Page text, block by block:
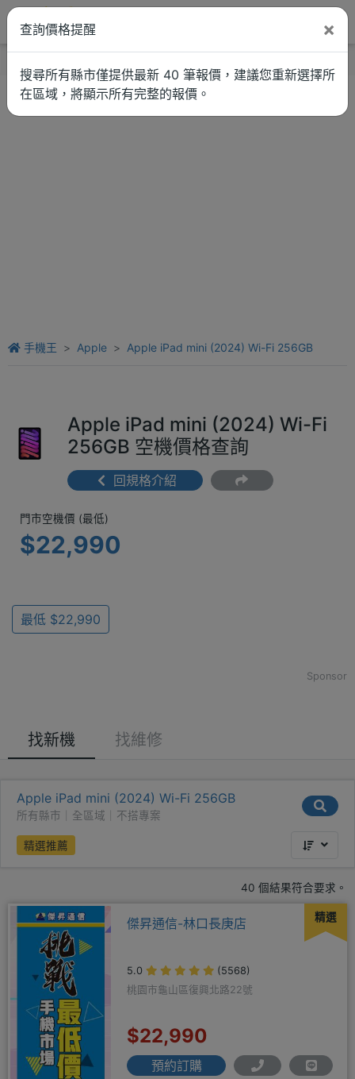
手機王 Apple Apple iPad mini (2024) Wi-Fi 256GB
Apple iPad mini (2024) Wi-Fi
256GB 空機價格查詢
回規格介紹
門市空機價 (最低) $22,990
門市空機價 (最低)
$22,990
最低 $22,990
Sponsor
找新機 找維修
Apple iPad mini (2024) Wi-Fi 256GB
所有縣市｜全區域｜不搭專案
精選推薦
40 個結果符合要求。
精選
傑昇通信-林口長庚店
5.0
(5568)
桃園市龜山區復興北路22號
$22,990
預約訂購
查詢價格提醒 ×
搜尋所有縣市僅提供最新 40 筆報價，建議您重新選擇所
在區域，將顯示所有完整的報價。